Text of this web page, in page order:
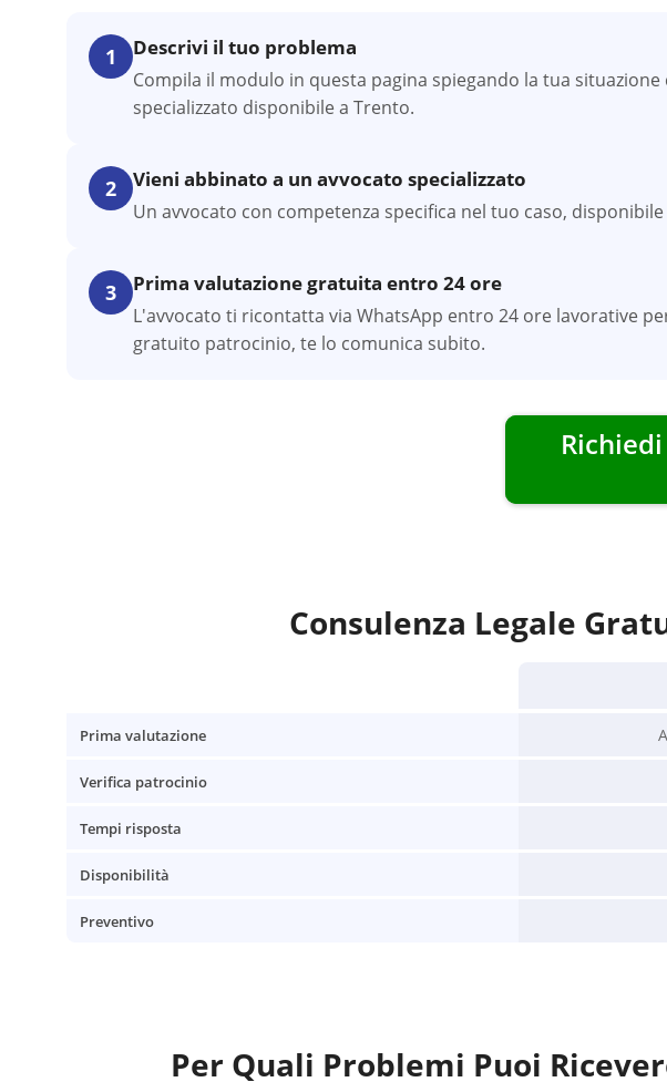
1 Descrivi il tuo problema
Compila il modulo in questa pagina spiegando la tua
specializzato disponibile a Trento.
2 Vieni abbinato a un avvocato specializzato
Un avvocato con competenza specifica nel tuo caso,
3 Prima valutazione gratuita entro 24 ore
L'avvocato ti ricontatta via WhatsApp entro 24 ore lavorative
gratuito patrocinio, te lo comunica subito.
Consulenza Legale
Prima valutazione
Verifica patrocinio
Tempi risposta
Disponibilità
Preventivo
Per Quali Problemi Puoi